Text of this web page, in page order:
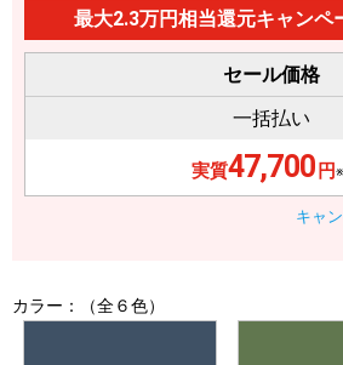
最大2.3万円相当還元キャンペ
セール価格
一括払い
実質47,700 円
キャ
カラー：（全６色）